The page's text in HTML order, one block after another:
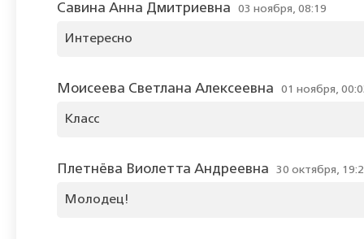
Савина Анна Дмитриевна 03 ноября, 08:19
Интересно
Моисеева Светлана Алексеевна 01 ноября,
Класс
Плетнёва Виолетта Андреевна 30 октября,
Молодец!